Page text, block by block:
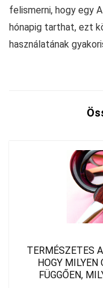
felismerni, hogy egy
hónapig tarthat, ezt
használatának
TERMÉSZETES
HOGY
FÜGGŐEN,